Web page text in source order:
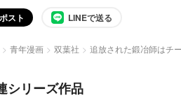
ポスト LINEで送る
青年漫画 双葉社 追放された鍛冶師はチ
シリーズ作品